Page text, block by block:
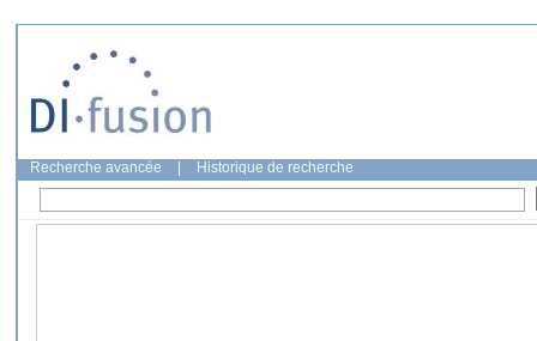
Recherche avancée Historique de recherche